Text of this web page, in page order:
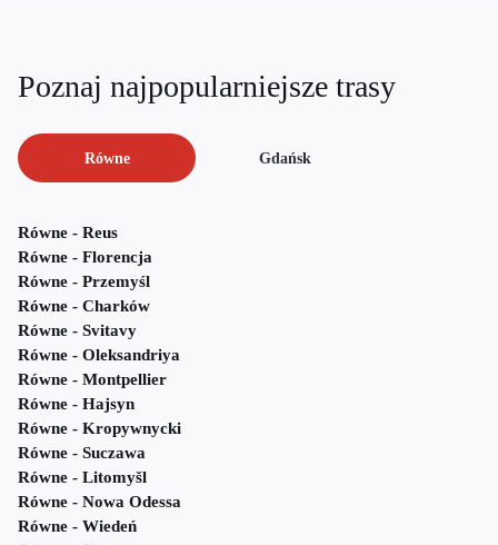
Poznaj najpopularniejsze trasy
Równe Gdańsk
Równe - Reus
Równe - Florencja
Równe - Przemyśl
Równe - Charków
Równe - Svitavy
Równe - Oleksandriya
Równe - Montpellier
Równe - Hajsyn
Równe - Kropywnycki
Równe - Suczawa
Równe - Litomyšl
Równe - Nowa Odessa
Równe - Wiedeń